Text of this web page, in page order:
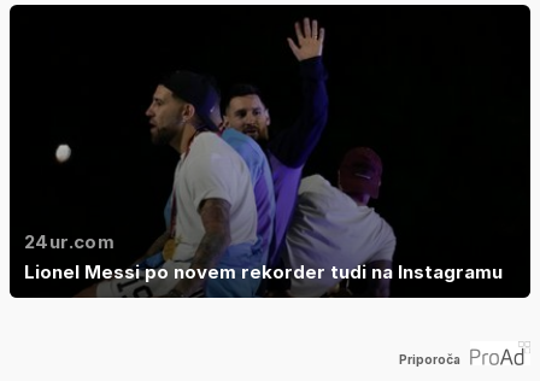
24ur.com
Lionel Messi po novem rekorder tudi na Instagramu
Priporoča